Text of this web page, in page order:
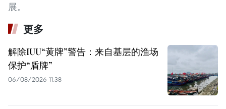
展。
更多
解除IUU“黄牌”警告：来自基层的渔场
保护“盾牌”
06/08/2026 11:38